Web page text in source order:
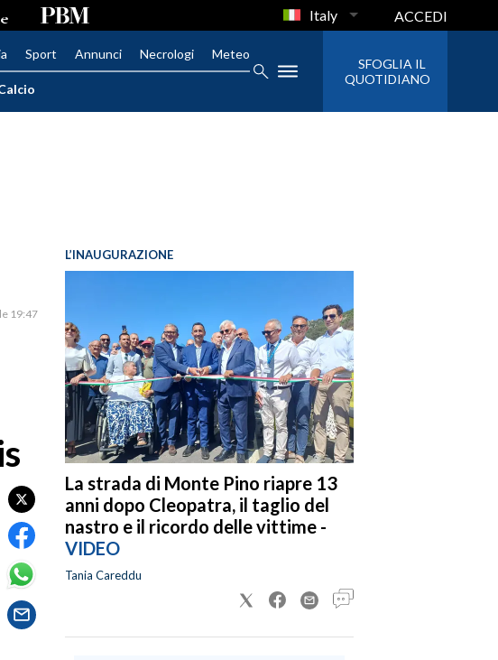
Italy ACCEDI
Sport Annunci Necrologi Meteo
SFOGLIA IL
QUOTIDIANO
19:47
L’INAUGURAZIONE
La strada di Monte Pino riapre 13
anni dopo Cleopatra, il taglio del
nastro e il ricordo delle vittime -
VIDEO
Tania Careddu